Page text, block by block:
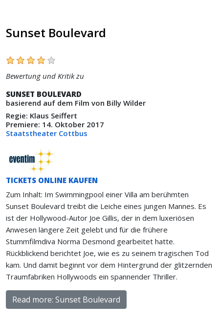
Sunset Boulevard
Bewertung und Kritik zu
SUNSET BOULEVARD
basierend auf dem Film von Billy Wilder
Regie: Klaus Seiffert
Premiere: 14. Oktober 2017
Staatstheater Cottbus
TICKETS ONLINE KAUFEN
Zum Inhalt: Im Swimmingpool einer Villa am berühmten
Sunset Boulevard treibt die Leiche eines jungen Mannes. Es
ist der Hollywood-Autor Joe Gillis, der in dem luxeriösen
Anwesen längere Zeit gelebt und für die frühere
Stummfilmdiva Norma Desmond gearbeitet hatte.
Rückblickend berichtet Joe, wie es zu seinem tragischen Tod
kam. Und damit beginnt vor dem Hintergrund der glitzernden
Traumfabriken Hollywoods ein spannender Thriller.
Read more: Sunset Boulevard